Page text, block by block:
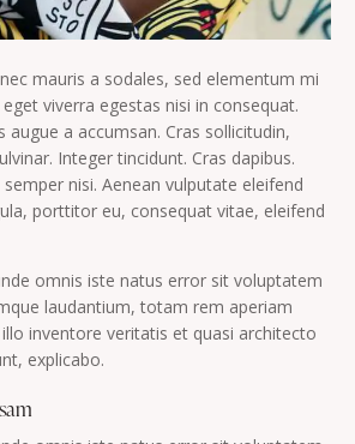
mauris a sodales, sed elementum mi
viverra egestas nisi in consequat.
augue a accumsan. Cras sollicitudin,
Integer tincidunt. Cras dapibus.
nisi. Aenean vulputate eleifend
porttitor eu, consequat vitae, eleifend
omnis iste natus error sit voluptatem
laudantium, totam rem aperiam
inventore veritatis et quasi architecto
explicabo.